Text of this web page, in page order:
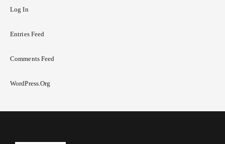
Log In
Entries Feed
Comments Feed
WordPress.org